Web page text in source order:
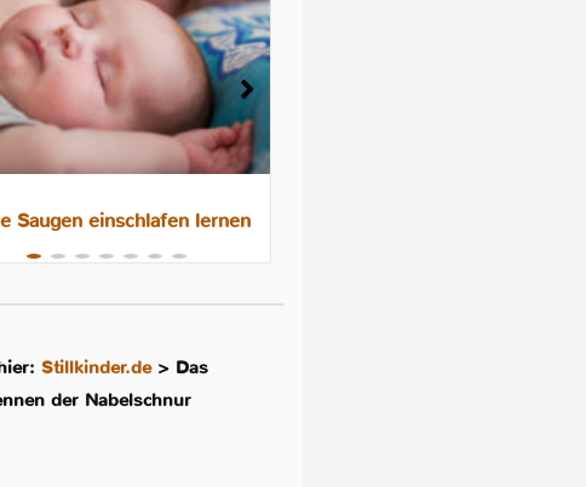
Saugen einschlafen lernen
Stillkinder.de> Das
der Nabelschnur